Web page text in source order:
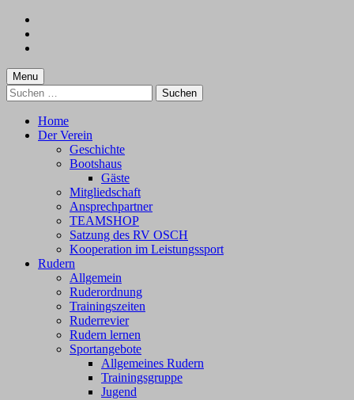
content
footer
Menu
Suchen
nach:
Home
Der Verein
Geschichte
Bootshaus
Gäste
Mitgliedschaft
Ansprechpartner
TEAMSHOP
Satzung des RV OSCH
Kooperation im Leistungssport
Rudern
Allgemein
Ruderordnung
Trainingszeiten
Ruderrevier
Rudern lernen
Sportangebote
Allgemeines Rudern
Trainingsgruppe
Jugend